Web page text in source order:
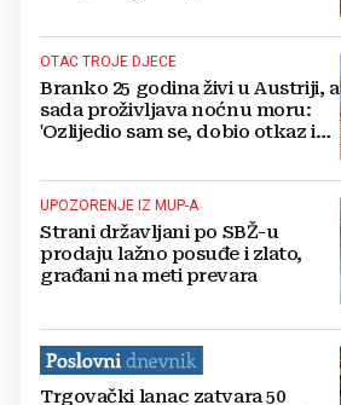
OTAC TROJE DJECE
Branko 25 godina živi u Austriji, a
sada proživljava noćnu moru:
'Ozlijedio sam se, dobio otkaz i
UPOZORENJE IZ MUP-A
Strani državljani po SBŽ-u
prodaju lažno posuđe i zlato,
građani na meti prevara
Trgovački lanac zatvara 50